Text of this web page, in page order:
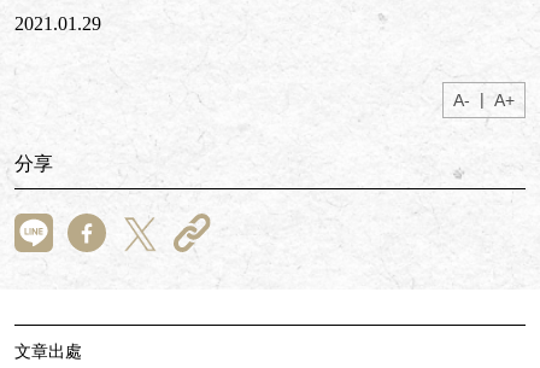
2021.01.29
A- | A+
分享
文章出處